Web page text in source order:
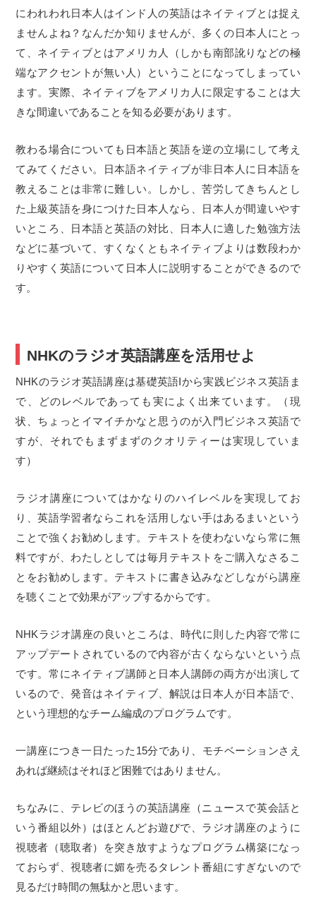
にわれわれ日本人はインド人の英語はネイティブとは捉え
ませんよね？なんだか知りませんが、多くの日本人にとっ
て、ネイティブとはアメリカ人（しかも南部訛りなどの極
端なアクセントが無い人）ということになってしまってい
ます。実際、ネイティブをアメリカ人に限定することは大
きな間違いであることを知る必要があります。
教わる場合についても日本語と英語を逆の立場にして考え
てみてください。日本語ネイティブが非日本人に日本語を
教えることは非常に難しい。しかし、苦労してきちんとし
た上級英語を身につけた日本人なら、日本人が間違いやす
いところ、日本語と英語の対比、日本人に適した勉強方法
などに基づいて、すくなくともネイティブよりは数段わか
りやすく英語について日本人に説明することができるので
す。
NHKのラジオ英語講座を活用せよ
NHKのラジオ英語講座は基礎英語Iから実践ビジネス英語ま
で、どのレベルであっても実によく出来ています。（現
状、ちょっとイマイチかなと思うのが入門ビジネス英語で
すが、それでもまずまずのクオリティーは実現していま
す）
ラジオ講座についてはかなりのハイレベルを実現してお
り、英語学習者ならこれを活用しない手はあるまいという
ことで強くお勧めします。テキストを使わないなら常に無
料ですが、わたしとしては毎月テキストをご購入なさるこ
とをお勧めします。テキストに書き込みなどしながら講座
を聴くことで効果がアップするからです。
NHKラジオ講座の良いところは、時代に則した内容で常に
アップデートされているので内容が古くならないという点
です。常にネイティブ講師と日本人講師の両方が出演して
いるので、発音はネイティブ、解説は日本人が日本語で、
という理想的なチーム編成のプログラムです。
一講座につき一日たった15分であり、モチベーションさえ
あれば継続はそれほど困難ではありません。
ちなみに、テレビのほうの英語講座（ニュースで英会話と
いう番組以外）はほとんどお遊びで、ラジオ講座のように
視聴者（聴取者）を突き放すようなプログラム構築になっ
ておらず、視聴者に媚を売るタレント番組にすぎないので
見るだけ時間の無駄かと思います。